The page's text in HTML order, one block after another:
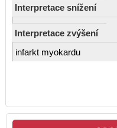
Interpretace snížení
Interpretace zvýšení
infarkt myokardu